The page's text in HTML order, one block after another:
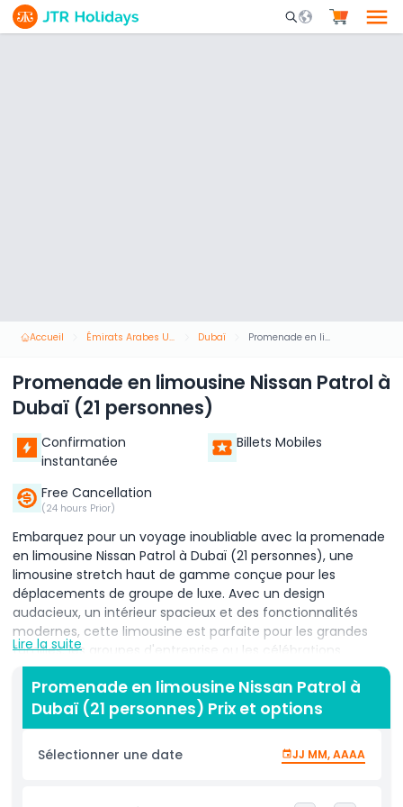
Mobile Search
Accueil Émirats Arabes Unis Dubaï Promenade en limousine Nissan Patrol à Dubaï (21 personnes)
Promenade en limousine Nissan Patrol à
Dubaï (21 personnes)
Confirmation
instantanée
Billets Mobiles
Free Cancellation
(24 hours Prior)
Embarquez pour un voyage inoubliable avec la promenade
en limousine Nissan Patrol à Dubaï (21 personnes), une
limousine stretch haut de gamme conçue pour les
déplacements de groupe de luxe. Avec un design
audacieux, un intérieur spacieux et des fonctionnalités
modernes, cette limousine est parfaite pour les grandes
familles, les groupes d'entreprise ou les célébrations
d'événements spéciaux à Dubaï. La limousine Nissan Patrol
peut accueillir confortablement jusqu'à 21 passagers, ce qui
la rend idéale pour les visites de la ville, les anniversaires, les
mariages et les sorties de groupe. À l'intérieur, profitez de
sièges en cuir moelleux, d'un éclairage LED coloré, d'un
système audio haut de gamme et de plusieurs écrans pour
Marina de Dubaï, Palm Jumeirah ou Dubaï Creek, cette
Lire la suite
Promenade en limousine Nissan Patrol à
Dubaï (21 personnes) Prix et options
Sélectionner une date JJ MM, AAAA